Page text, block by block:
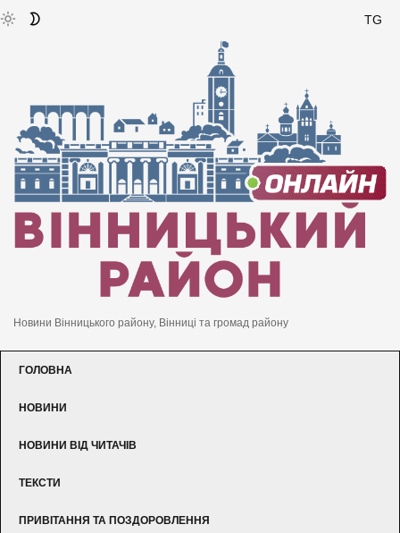
TG
Новини Вінницького району, Вінниці та громад району
ГОЛОВНА
НОВИНИ
НОВИНИ ВІД ЧИТАЧІВ
ТЕКСТИ
ПРИВІТАННЯ ТА ПОЗДОРОВЛЕННЯ